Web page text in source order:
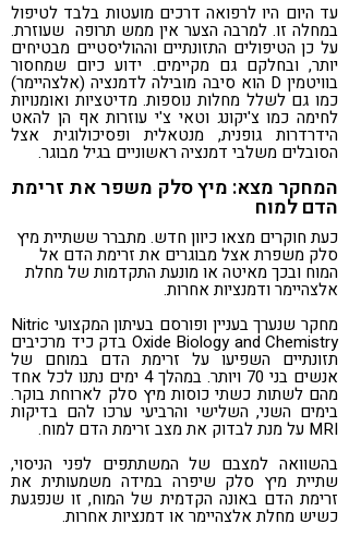
עד היום היו לרפואה דרכים מועטות בלבד לטיפול
במחלה זו. למרבה הצער אין ממש תרופה שעוזרת.
על כן הטיפולים התזונתיים וההוליסטיים מבטיחים
יותר, ובחלקם גם מקיימים. ידוע כיום שמחסור
בוויטמין D הוא סיבה מובילה לדמנציה (אלצהיימר)
כמו גם לשלל מחלות נוספות. מדיטציות ואומנויות
לחימה כמו צ'יקונג וטאי צ'י עוזרות אף הן להאט
הידרדרות גופנית, מנטאלית ופסיכולוגית אצל
הסובלים משלבי דמנציה ראשוניים בגיל מבוגר.
המחקר מצא: מיץ סלק משפר את זרימת
הדם למוח
כעת חוקרים מצאו כיוון חדש. מתברר ששתיית מיץ
סלק משפרת אצל מבוגרים את זרימת הדם אל
המוח ובכך מאיטה או מונעת התקדמות של מחלת
אלצהיימר ודמנציות אחרות.
מחקר שנערך בעניין ופורסם בעיתון המקצועי Nitric
Oxide Biology and Chemistry בדק כיד מרכיבים
תזונתיים השפיעו על זרימת הדם במוחם של
אנשים בני 70 ויותר. במהלך 4 ימים נתנו לכל אחד
מהם לשתות כשתי כוסות מיץ סלק לארוחת בוקר.
בימים השני, השלישי והרביעי ערכו להם בדיקות
MRI על מנת לבדוק את מצב זרימת הדם למוח.
בהשוואה למצבם של המשתתפים לפני הניסוי,
שתיית מיץ סלק שיפרה במידה משמעותית את
זרימת הדם באונה הקדמית של המוח, זו שנפגעת
כשיש מחלת אלצהיימר או דמנציות אחרות.